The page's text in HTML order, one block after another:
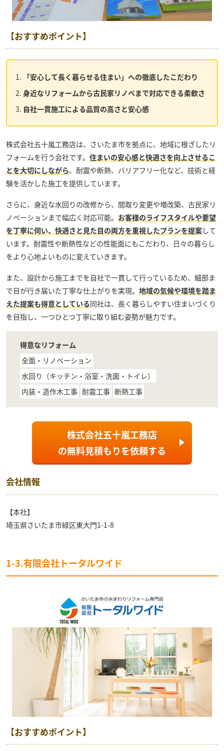
【おすすめポイント】
「安心して長く暮らせる住まい」への徹底したこだわり
身近なリフォームから古民家リノベまで対応できる柔軟さ
自社一貫施工による品質の高さと安心感
株式会社五十嵐工務店は、さいたま市を拠点に、地域に根ざしたリ
フォームを行う会社です。 住まいの安心感と快適さを向上させるこ
とを大切にしながら、耐震や断熱、バリアフリー化など、技術と経
験を活かした施工を提供しています。
さらに、身近な水回りの改修から、間取り変更や増改築、古民家リ
ノベーションまで幅広く対応可能。 お客様のライフスタイルや要望
を丁寧に伺い、快適さと見た目の両方を重視したプランを提案して
います。耐震性や断熱性などの性能面にもこだわり、日々の暮らし
をより心地よいものに変えていきます。
また、設計から施工までを自社で一貫して行っているため、細部ま
で目が行き届いた丁寧な仕上がりを実現。 地域の気候や環境を踏ま
えた提案も得意としている同社は、長く暮らしやすい住まいづくり
を目指し、一つひとつ丁寧に取り組む姿勢が魅力です。
得意なリフォーム
全面・リノベーション
水回り（キッチン・浴室・洗面・トイレ）
内装・造作木工事 耐震工事 断熱工事
株式会社五十嵐工務店
の無料見積もりを依頼する
会社情報
【本社】
埼玉県さいたま市緑区東大門1-1-8
1-3.有限会社トータルワイド
【おすすめポイント】